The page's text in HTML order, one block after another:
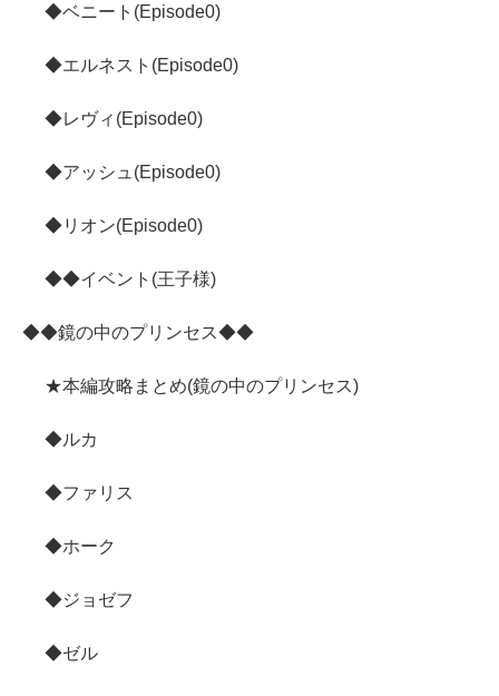
◆ベニート(Episode0)
◆エルネスト(Episode0)
◆レヴィ(Episode0)
◆アッシュ(Episode0)
◆リオン(Episode0)
◆◆イベント(王子様)
◆◆鏡の中のプリンセス◆◆
★本編攻略まとめ(鏡の中のプリンセス)
◆ルカ
◆ファリス
◆ホーク
◆ジョゼフ
◆ゼル